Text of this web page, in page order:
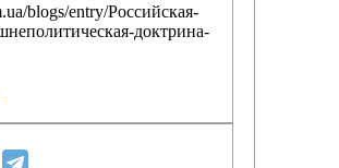
blogs/entry/Российская-
доктрина-